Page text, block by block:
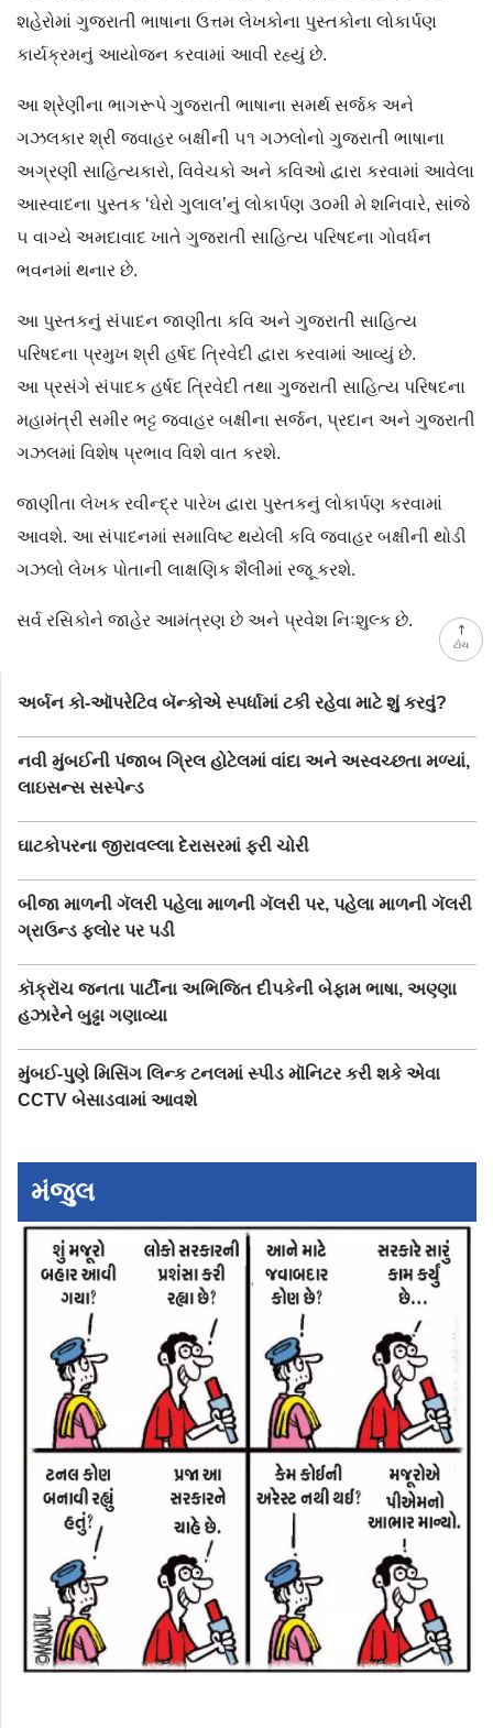
ટોચ
શહેરોમાં ગુજરાતી ભાષાના ઉત્તમ લેખકોના પુસ્તકોના લોકાર્પણ
કાર્યક્રમનું આયોજન કરવામાં આવી રહ્યું છે.
આ શ્રેણીના ભાગરૂપે ગુજરાતી ભાષાના સમર્થ સર્જક અને
ગઝલકાર શ્રી જવાહર બક્ષીની ૫૧ ગઝલોનો ગુજરાતી ભાષાના
અગ્રણી સાહિત્યકારો, વિવેચકો અને કવિઓ દ્વારા કરવામાં આવેલા
આસ્વાદના પુસ્તક ‘ઘેરો ગુલાલ’નું લોકાર્પણ ૩૦મી મે શનિવારે, સાંજે
૫ વાગ્યે અમદાવાદ ખાતે ગુજરાતી સાહિત્ય પરિષદના ગોવર્ધન
ભવનમાં થનાર છે.
આ પુસ્તકનું સંપાદન જાણીતા કવિ અને ગુજરાતી સાહિત્ય
પરિષદના પ્રમુખ શ્રી હર્ષદ ત્રિવેદી દ્વારા કરવામાં આવ્યું છે.
આ પ્રસંગે સંપાદક હર્ષદ ત્રિવેદી તથા ગુજરાતી સાહિત્ય પરિષદના
મહામંત્રી સમીર ભટ્ટ જવાહર બક્ષીના સર્જન, પ્રદાન અને ગુજરાતી
ગઝલમાં વિશેષ પ્રભાવ વિશે વાત કરશે.
જાણીતા લેખક રવીન્દ્ર પારેખ દ્વારા પુસ્તકનું લોકાર્પણ કરવામાં
આવશે. આ સંપાદનમાં સમાવિષ્ટ થયેલી કવિ જવાહર બક્ષીની થોડી
ગઝલો લેખક પોતાની લાક્ષણિક શૈલીમાં રજૂ કરશે.
સર્વ રસિકોને જાહેર આમંત્રણ છે અને પ્રવેશ નિઃશુલ્ક છે.
અર્બન કો-ઑપરેટિવ બૅન્કોએ સ્પર્ધામાં ટકી રહેવા માટે શું કરવું?
નવી મુંબઈની પંજાબ ગ્રિલ હોટેલમાં વાંદા અને અસ્વચ્છતા મળ્યાં,
લાઇસન્સ સસ્પેન્ડ
ઘાટકોપરના જીરાવલ્લા દેરાસરમાં ફરી ચોરી
બીજા માળની ગૅલરી પહેલા માળની ગૅલરી પર, પહેલા માળની ગૅલરી
ગ્રાઉન્ડ ફ્લોર પર પડી
કૉક્રૉચ જનતા પાર્ટીના અભિજિત દીપકેની બેફામ ભાષા, અણ્ણા
હઝારેને બુઢ્ઢા ગણાવ્યા
મુંબઈ-પુણે મિસિંગ લિન્ક ટનલમાં સ્પીડ મૉનિટર કરી શકે એવા
CCTV બેસાડવામાં આવશે
મંજુલ